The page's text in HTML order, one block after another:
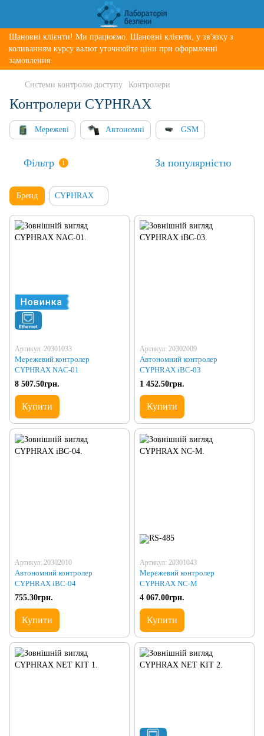
Шановні клієнти! Ми працюємо. Шановні клієнти, у зв'язку з
коливанням курсу валют уточнюйте ціни при оформленні
замовлення.
Системи контролю доступу Контролери
Контролери CYPHRAX
Мережеві Автономні GSM
Фільтр 1 За популярністю
Бренд CYPHRAX
Артикул: 20301033
Мережевий контролер
CYPHRAX NAC-01
8 507.50грн.
Купити
Артикул: 20302009
Автономний контролер
CYPHRAX iBC-03
1 452.50грн.
Купити
Артикул: 20302010
Автономний контролер
CYPHRAX iBC-04
755.30грн.
Купити
Артикул: 20301043
Мережевий контролер
CYPHRAX NC-M
4 067.00грн.
Купити